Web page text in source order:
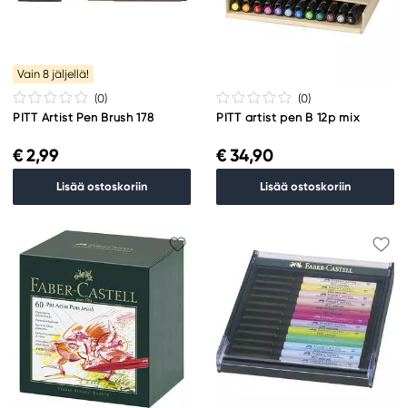
Vain 8 jäljellä!
(0)
PITT Artist Pen Brush 178
€ 2,99
Lisää ostoskoriin
(0)
PITT artist pen B 12p mix
€ 34,90
Lisää ostoskoriin